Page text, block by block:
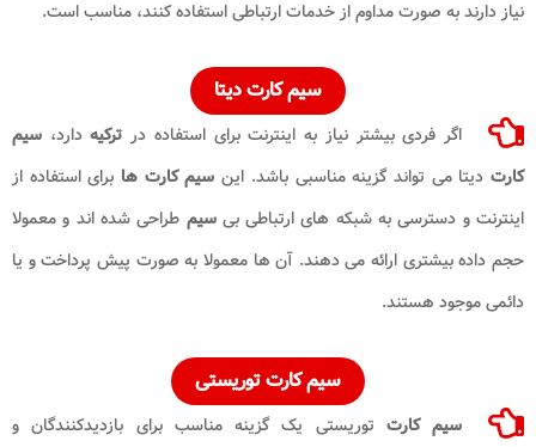
نیاز دارند به صورت مداوم از خدمات ارتباطی استفاده کنند، مناسب است.
سیم کارت دیتا
اگر فردی بیشتر نیاز به اینترنت برای استفاده در ترکیهدارد، سیم
کارتدیتا می تواند گزینه مناسبی باشد. این سیم کارت ها برای استفاده از
اینترنت و دسترسی به شبکه های ارتباطی بیسیم طراحی شده اند و معمولا
حجم داده بیشتری ارائه می دهند. آن ها معمولا به صورت پیش پرداخت و یا
دائمی موجود هستند.
سیم کارت توریستی
سیم کارت توریستی یک گزینه مناسب برای بازدیدکنندگان و